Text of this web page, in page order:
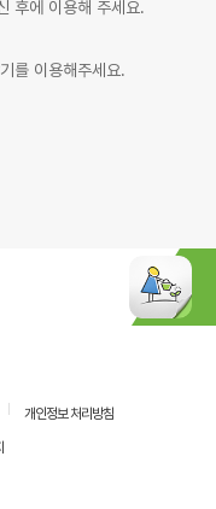
후에 이용해 주세요.
를 이용해주세요.
개인정보 처리방침